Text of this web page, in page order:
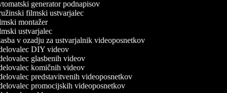
generator podnapisov
filmski ustvarjalec
montažer
ustvarjalec
v ozadju za ustvarjalnik videoposnetkov
DIY videov
glasbenih videov
komičnih videov
predstavitvenih videoposnetkov
promocijskih videoposnetkov